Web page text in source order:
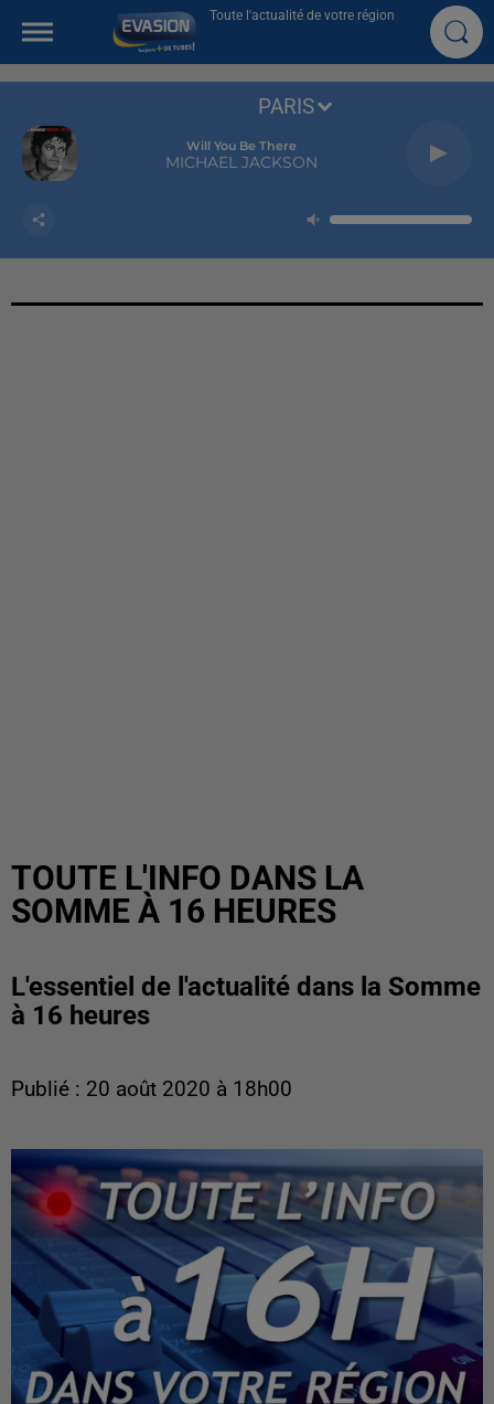
Toute l'actualité de votre région
Will You Be There
MICHAEL JACKSON
PARIS
TOUTE L'INFO DANS LA
SOMME À 16 HEURES
L'essentiel de l'actualité dans la Somme
à 16 heures
Publié : 20 août 2020 à 18h00